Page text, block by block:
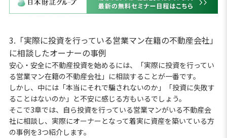
3.「実際に投資を行っている営業マン在籍の不動産会社」
に相談したオーナーの事例
安心・安全に不動産投資を始めるには、「実際に投資を行ってい
る営業マン在籍の不動産会社」に相談することが一番です。
しかし、中には「本当にそれで騙されないのか」「投資に失敗す
ることはないのか」と不安に感じる方もいるでしょう。
そこで3章では、自ら投資を行っている営業マンがいる不動産会
社に相談し、実際にオーナーとなって着実に資産を築いている方
の事例を3つ紹介します。